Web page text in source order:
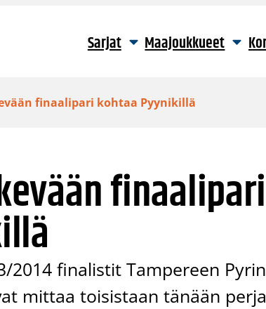
Sarjat Maajoukkueet
finaalipari kohtaa Pyynikillä
2014 finalistit Tampereen
mittaa toisistaan tänään